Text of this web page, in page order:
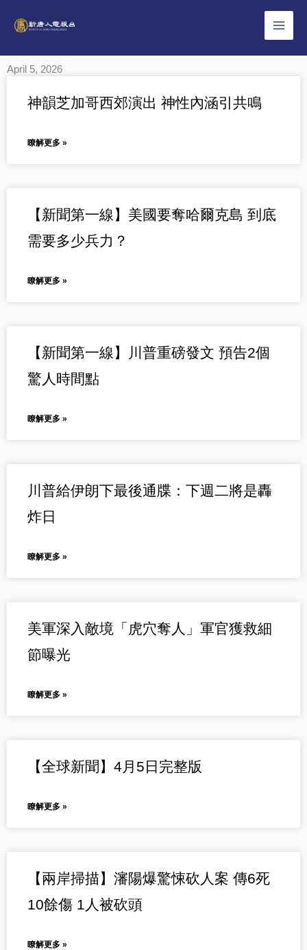
April 5, 2026
神韻芝加哥西郊演出 神性內涵引共鳴
瞭解更多 »
【新聞第一線】美國要奪哈爾克島 到底
需要多少兵力？
瞭解更多 »
【新聞第一線】川普重磅發文 預告2個
驚人時間點
瞭解更多 »
川普給伊朗下最後通牒：下週二將是轟
炸日
瞭解更多 »
美軍深入敵境「虎穴奪人」軍官獲救細
節曝光
瞭解更多 »
【全球新聞】4月5日完整版
瞭解更多 »
【兩岸掃描】瀋陽爆驚悚砍人案 傳6死
10餘傷 1人被砍頭
瞭解更多 »